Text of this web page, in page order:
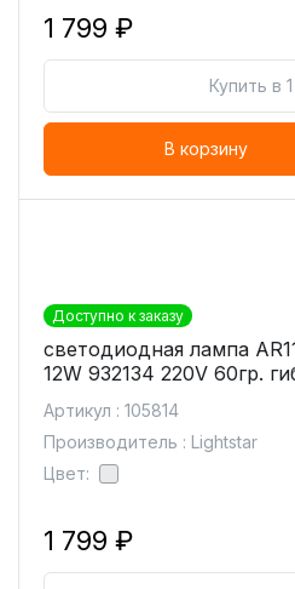
1 799 ₽
Купить в
В корзину
Доступно к заказу
светодиодная лампа
12W 932134 220V 60гр.
Артикул : 105814
Производитель : Lightstar
Цвет:
1 799 ₽